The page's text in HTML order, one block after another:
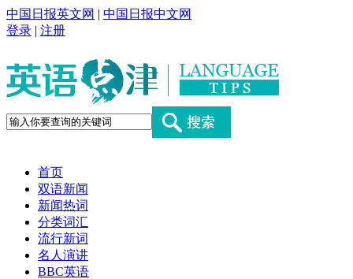
中国日报英文网 | 中国日报中文网
登录 | 注册
首页
双语新闻
新闻热词
分类词汇
流行新词
名人演讲
BBC英语